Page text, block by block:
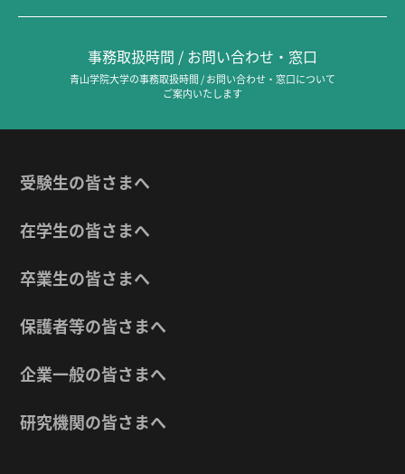
事務取扱時間 / お問い合わせ・窓口
青山学院大学の事務取扱時間 / お問い合わせ・窓口について
ご案内いたします
受験生の皆さまへ
在学生の皆さまへ
卒業生の皆さまへ
保護者等の皆さまへ
企業一般の皆さまへ
研究機関の皆さまへ